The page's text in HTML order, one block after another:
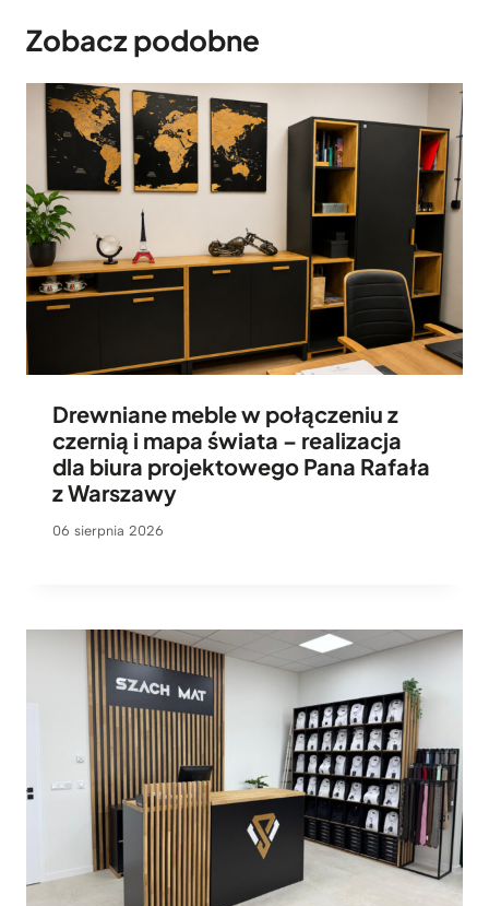
Zobacz podobne
Drewniane meble w połączeniu z
czernią i mapa świata – realizacja
dla biura projektowego Pana Rafała
z Warszawy
06 sierpnia 2026